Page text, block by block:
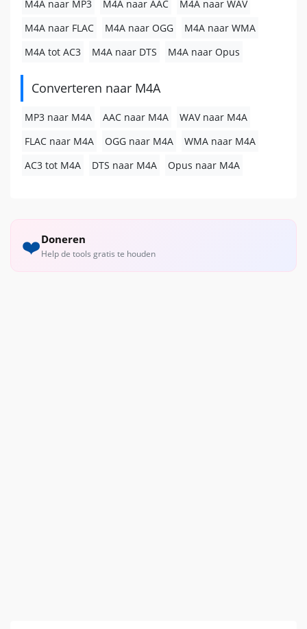
M4A naar MP3 M4A naar AAC
M4A naar WAV
M4A naar FLAC
M4A naar OGG
M4A naar WMA
M4A tot AC3
M4A naar DTS M4A naar Opus
Converteren naar M4A
MP3 naar M4A AAC naar M4A
WAV naar M4A
FLAC naar M4A
OGG naar M4A
WMA naar M4A
AC3 tot M4A
DTS naar M4A Opus naar M4A
❤️Doneren
Help de tools gratis te houden